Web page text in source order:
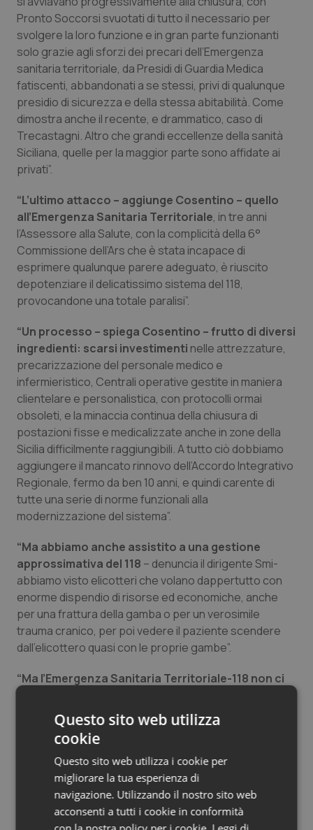
Puglia
Sardegna
Sicilia
Toscana
Umbria
Valle D’Aosta
Veneto
Malattie rare
Malattia di Crohn & Rettocolite Ulcerosa
Neuroscienze & patologie neurodegenerative
Obesità
Oftalmologia
Oncodermatologia
Oncoematologia
Oncologia & Nutrizione
Quotidiano Cardiologia
Quotidiano Chirurgia
Quotidiano Oncologia
Quotidiano Pediatria
Rene & patologie urogenitali
Sangue & coagulazione
Tiroide
Tumore al seno
Tumore ovarico
Tumori del Polmone & Testa Collo
Ulcera & Reflusso
Vaccini
Pronto Soccorsi svuotati di tutto il necessario per
svolgere la loro funzione e in gran parte funzionanti
solo grazie agli sforzi dei precari dell’Emergenza
sanitaria territoriale, da Presidi di Guardia Medica
fatiscenti, abbandonati a se stessi, privi di qualunque
presidio di sicurezza e della stessa abitabilità. Come
dimostra anche il recente, e drammatico, caso di
Trecastagni. Altro che grandi eccellenze della sanità
Siciliana, quelle per la maggior parte sono affidate ai
privati”.
“L’ultimo attacco – aggiunge Cosentino – quello
all’Emergenza Sanitaria Territoriale, in tre anni
l’Assessore alla Salute, con la complicità della 6°
Commissione dell’Ars che è stata incapace di
esprimere qualunque parere adeguato, è riuscito
depotenziare il delicatissimo sistema del 118,
provocandone una totale paralisi”.
“Un processo – spiega Cosentino – frutto di diversi
ingredienti: scarsi investimenti nelle attrezzature,
precarizzazione del personale medico e
infermieristico, Centrali operative gestite in maniera
clientelare e personalistica, con protocolli ormai
obsoleti, e la minaccia continua della chiusura di
postazioni fisse e medicalizzate anche in zone della
Sicilia difficilmente raggiungibili. A tutto ciò dobbiamo
aggiungere il mancato rinnovo dell’Accordo Integrativo
Regionale, fermo da ben 10 anni, e quindi carente di
tutte una serie di norme funzionali alla
modernizzazione del sistema”.
“Ma abbiamo anche assistito a una gestione
approssimativa del 118 – denuncia il dirigente Smi-
abbiamo visto elicotteri che volano dappertutto con
enorme dispendio di risorse ed economiche, anche
per una frattura della gamba o per un verosimile
trauma cranico, per poi vedere il paziente scendere
dall’elicottero quasi con le proprie gambe”.
“Ma l’Emergenza Sanitaria Territoriale-118 non ci
questa ragione ha aderito all’Intersindacale Regionale
EST-118, e ha proclamato, insieme a tutta
l’Intersindacale, tre giornate di sciopero, la prima il 10
Ottobre prossimo con una manifestazione, alle ore
10,00, davanti all’Assessorato alla Salute, per gridare:
GIÙ LE MANI DAL 118”.
Questo sito web utilizza
cookie
Questo sito web utilizza i cookie per
migliorare la tua esperienza di
navigazione. Utilizzando il nostro sito web
acconsenti a tutti i cookie in conformità